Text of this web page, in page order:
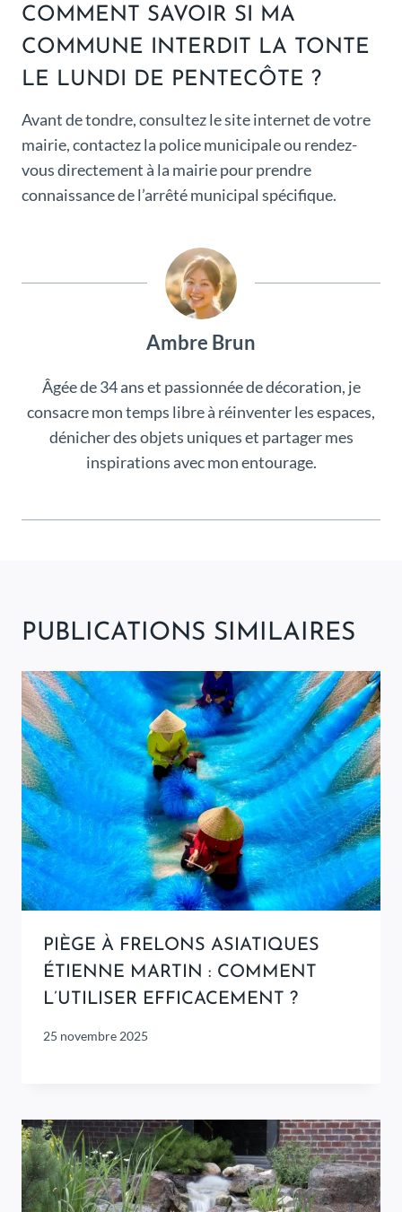
COMMENT SAVOIR SI MA
COMMUNE INTERDIT LA TONTE
LE LUNDI DE PENTECÔTE ?
Avant de tondre, consultez le site internet de votre
mairie, contactez la police municipale ou rendez-
vous directement à la mairie pour prendre
connaissance de l’arrêté municipal spécifique.
Ambre Brun
Âgée de 34 ans et passionnée de décoration, je
consacre mon temps libre à réinventer les espaces,
dénicher des objets uniques et partager mes
inspirations avec mon entourage.
PUBLICATIONS SIMILAIRES
PIÈGE À FRELONS ASIATIQUES
ÉTIENNE MARTIN : COMMENT
L’UTILISER EFFICACEMENT ?
25 novembre 2025